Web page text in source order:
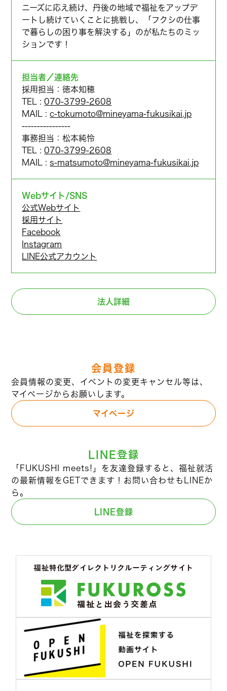
ニーズに応え続け、丹後の地域で福祉をアップデ
ートし続けていくことに挑戦し、「フクシの仕事
で暮らしの困り事を解決する」のが私たちのミッ
ションです！
担当者／連絡先
採用担当：徳本知穂
TEL :070-3799-2608
MAIL :c-tokumoto@mineyama-fukusikai.jp
----------------
事務担当：松本純怜
TEL :070-3799-2608
MAIL :s-matsumoto@mineyama-fukusikai.jp
Webサイト/SNS
公式Webサイト
採用サイト
Facebook
Instagram
LINE公式アカウント
法人詳細
会員登録
会員情報の変更、イベントの変更キャンセル等は、
マイページからお願いします。
マイページ
LINE登録
「FUKUSHI meets!」を友達登録すると、福祉就活
の最新情報をGETできます！お問い合わせもLINEか
ら。
LINE登録